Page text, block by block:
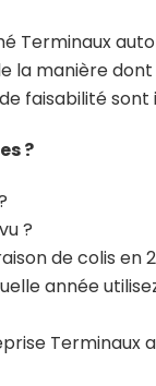
Terminaux
la manière
faisabilité
?
?
de colis en
année
Terminaux